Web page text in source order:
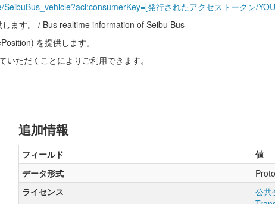
発行されたアクセストークン/
ます。 / Bus realtime information of Seibu Bus
を提供します。
いただくことによりご利用できます。
追加情報
フィールド
値
データ形式
ライセンス
公共